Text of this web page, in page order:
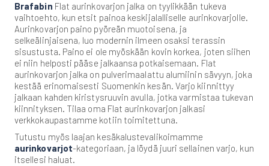
Brafabin Flat aurinkovarjon jalka on tyylikkään tukeva
vaihtoehto, kun etsit painoa keskijalalliselle aurinkovarjolle.
Aurinkovarjon paino pyöreän muotoisena, ja
selkeälinjaisena, luo modernin ilmeen osaksi terassin
sisustusta. Paino ei ole myöskään kovin korkea, joten siihen
ei niin helposti pääse jalkaansa potkaisemaan. Flat
aurinkovarjon jalka on pulverimaalattu alumiinin sävyyn, joka
kestää erinomaisesti Suomenkin kesän. Varjo kiinnittyy
jalkaan kahden kiristysruuvin avulla, jotka varmistaa tukevan
kiinnityksen. Tilaa oma Flat aurinkovarjon jalkasi
verkkokaupastamme kotiin toimitettuna.
Tutustu myös laajan kesäkalustevalikoimamme
aurinkovarjot-kategoriaan, ja löydä juuri sellainen varjo, kun
itsellesi haluat.